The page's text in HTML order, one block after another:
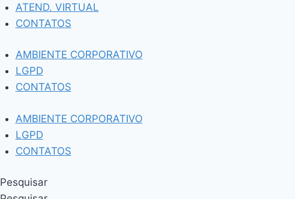
ATEND. VIRTUAL
CONTATOS
AMBIENTE CORPORATIVO
LGPD
CONTATOS
AMBIENTE CORPORATIVO
LGPD
CONTATOS
Pesquisar